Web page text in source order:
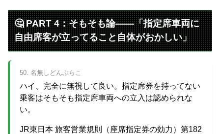
🤔 PART 4：そもそも論——「指定席車両に
自由席客が立ってること自体がおかしい」
50. 名無しどんぶらこ
ハイ、完全に無視して良い。指定席券を持ってない
乗客はそもそも指定席車両への立入は認められな
い。
JR東日本 旅客営業規則（座席指定券の効力）第182